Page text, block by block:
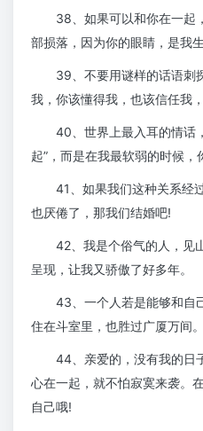
38、如果可以和你在一起
部损落，因为你的眼睛，是我
39、不要用谜样的话语刺
我，你该懂得我，也该信任我
40、世界上最入耳的情话，
起”，而是在我最软弱的时候，
41、如果我们这种关系经
也厌倦了，那我们结婚吧!
42、我是个俗气的人，见
呈现，让我又骄傲了好多年。
43、一个人若是能够和自
住在斗室里，也胜过广厦万间。
44、亲爱的，没有我的日
心在一起，就不怕寂寞来袭。
自己哦!